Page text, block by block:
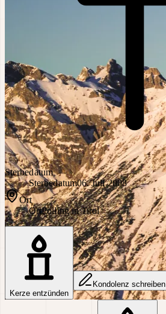
Sterbedatum
Sterbedatum06. Juli 2008
Ort
OrtPolling in Tirol
Kerze entzünden
Kondolenz schreiben